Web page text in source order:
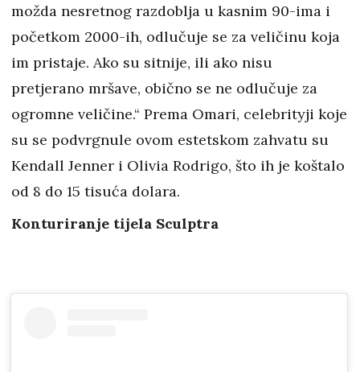
možda nesretnog razdoblja u kasnim 90-ima i
početkom 2000-ih, odlučuje se za veličinu koja
im pristaje. Ako su sitnije, ili ako nisu
pretjerano mršave, obično se ne odlučuje za
ogromne veličine.“ Prema Omari, celebrityji koje
su se podvrgnule ovom estetskom zahvatu su
Kendall Jenner i Olivia Rodrigo, što ih je koštalo
od 8 do 15 tisuća dolara.
Konturiranje tijela Sculptra